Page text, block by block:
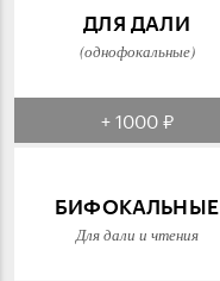
ДЛЯ ДАЛИ
(однофокальные)
+ 1000 ₽
БИФОКАЛЬНЫЕ
Для дали и чтения